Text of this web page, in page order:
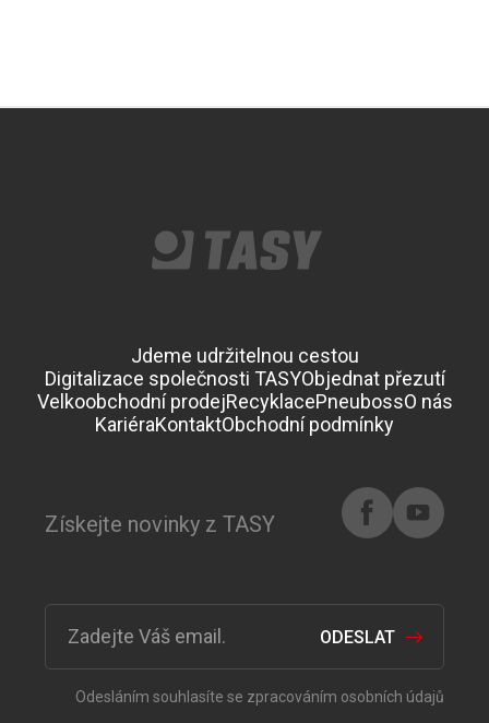
Jdeme udržitelnou cestou
Digitalizace společnosti TASYObjednat přezutí
Velkoobchodní prodejRecyklacePneubossO nás
KariéraKontaktObchodní podmínky
Získejte novinky z TASY
ODESLAT
Odesláním souhlasíte se zpracováním osobních údajů